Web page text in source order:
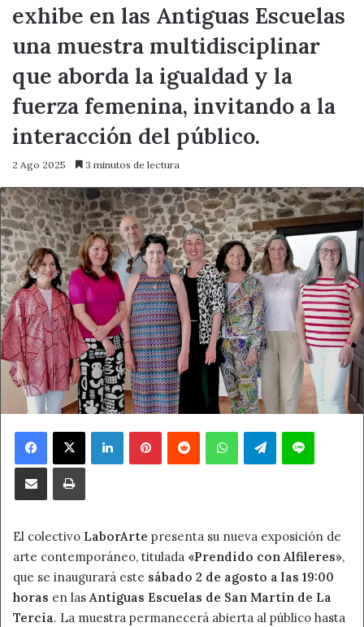
exhibe en las Antiguas Escuelas
una muestra multidisciplinar
que aborda la igualdad y la
fuerza femenina, invitando a la
interacción del público.
2 Ago 2025 3 minutos de lectura
Facebook
X LinkedInPinterestReddit WhatsAppTelegramLine
Compartir por correo electrónicoImprimir
El colectivo LaborArte presenta su nueva exposición de
arte contemporáneo, titulada «Prendido con Alfileres»,
que se inaugurará este sábado 2 de agosto a las 19:00
horas en las Antiguas Escuelas de San Martín de La
Tercia. La muestra permanecerá abierta al público hasta